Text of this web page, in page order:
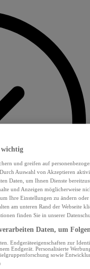
und greifen auf
Auswahl von Akzeptieren
Daten, um Ihnen Dienste
und Anzeigen möglicherweise
Ihre Einstellungen zu ändern
am unteren Rand der Webseite
finden Sie in unserer
Daten, um
Endgeräteeigenschaften zur
Endgerät. Personalisierte
sowie